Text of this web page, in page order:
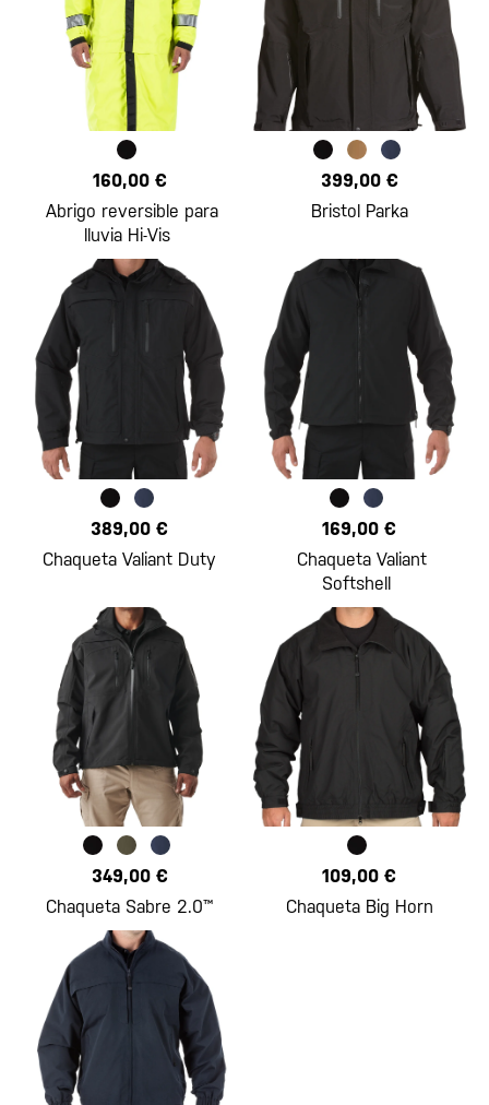
160,00 €
Abrigo reversible para
lluvia Hi-Vis
399,00 €
Bristol Parka
389,00 €
Chaqueta Valiant Duty
169,00 €
Chaqueta Valiant
Softshell
349,00 €
Chaqueta Sabre 2.0™
109,00 €
Chaqueta Big Horn